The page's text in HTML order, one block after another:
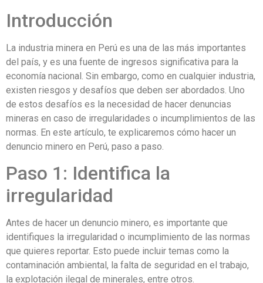
Introducción
La industria minera en Perú es una de las más importantes
del país, y es una fuente de ingresos significativa para la
economía nacional. Sin embargo, como en cualquier industria,
existen riesgos y desafíos que deben ser abordados. Uno
de estos desafíos es la necesidad de hacer denuncias
mineras en caso de irregularidades o incumplimientos de las
normas. En este artículo, te explicaremos cómo hacer un
denuncio minero en Perú, paso a paso.
Paso 1: Identifica la
irregularidad
Antes de hacer un denuncio minero, es importante que
identifiques la irregularidad o incumplimiento de las normas
que quieres reportar. Esto puede incluir temas como la
contaminación ambiental, la falta de seguridad en el trabajo,
la explotación ilegal de minerales, entre otros.